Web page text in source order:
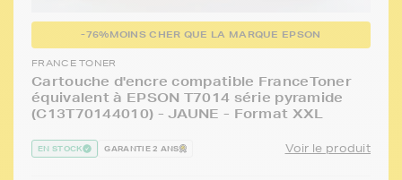
-76%MOINS CHER QUE LA MARQUE EPSON
FRANCE TONER
Cartouche d'encre compatible FranceToner
équivalent à EPSON T7014 série pyramide
(C13T70144010) - JAUNE - Format XXL
EN STOCK GARANTIE 2 ANS Voir le produit